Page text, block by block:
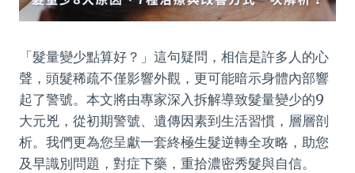
「髮量變少點算好？」這句疑問，相信是許多人的心
聲，頭髮稀疏不僅影響外觀，更可能暗示身體內部響
起了警號。本文將由專家深入拆解導致髮量變少的9
大元兇，從初期警號、遺傳因素到生活習慣，層層剖
析。我們更為您呈獻一套終極生髮逆轉全攻略，助您
及早識別問題，對症下藥，重拾濃密秀髮與自信。